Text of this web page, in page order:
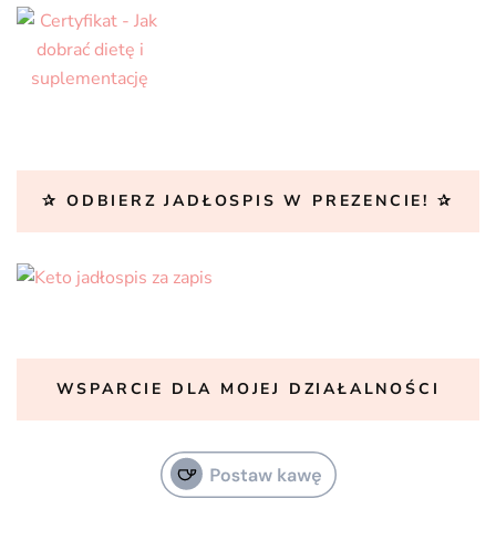
✰ ODBIERZ JADŁOSPIS W PREZENCIE! ✰
WSPARCIE DLA MOJEJ DZIAŁALNOŚCI